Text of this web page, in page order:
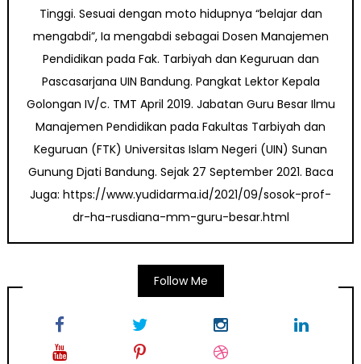
Tinggi. Sesuai dengan moto hidupnya “belajar dan
mengabdi”, Ia mengabdi sebagai Dosen Manajemen
Pendidikan pada Fak. Tarbiyah dan Keguruan dan
Pascasarjana UIN Bandung. Pangkat Lektor Kepala
Golongan IV/c. TMT April 2019. Jabatan Guru Besar Ilmu
Manajemen Pendidikan pada Fakultas Tarbiyah dan
Keguruan (FTK) Universitas Islam Negeri (UIN) Sunan
Gunung Djati Bandung. Sejak 27 September 2021. Baca
Juga: https://www.yudidarma.id/2021/09/sosok-prof-
dr-ha-rusdiana-mm-guru-besar.html
Follow Me